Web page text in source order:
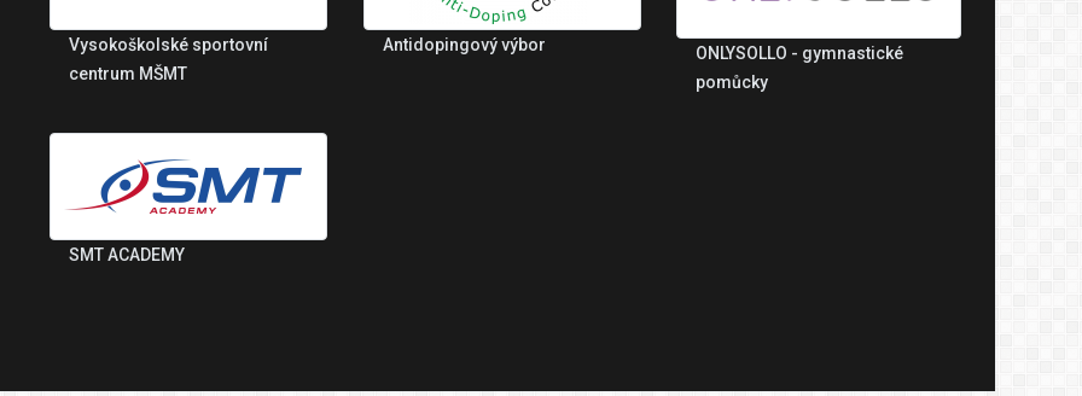
Vysokoškolské sportovní
centrum MŠMT
Antidopingový výbor
ONLYSOLLO - gymnastické
pomůcky
SMT ACADEMY